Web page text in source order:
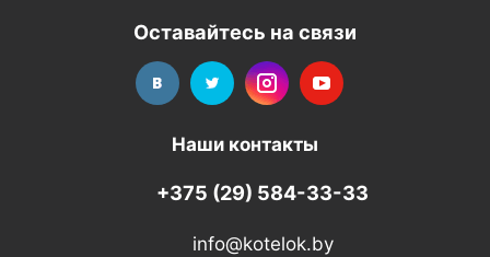
Оставайтесь на связи
Наши контакты
+375 (29) 584-33-33
info@kotelok.by